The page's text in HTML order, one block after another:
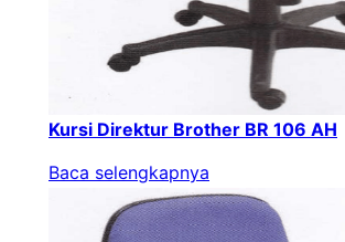
Kursi Direktur Brother BR 106 AH
Baca selengkapnya